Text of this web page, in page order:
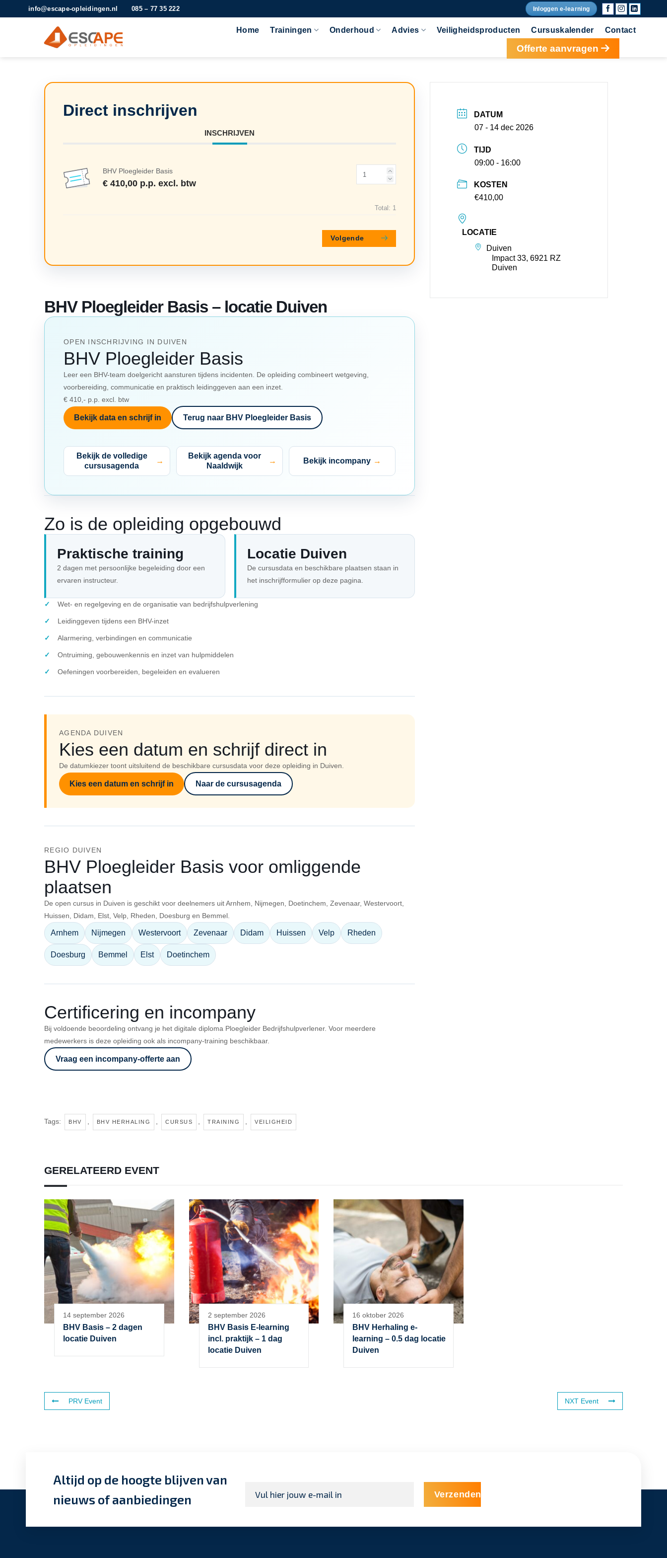
naar
info@escape-opleidingen.nl 085 – 77 35 222 Inloggen e-learning
Home Trainingen Onderhoud Advies Veiligheidsproducten Cursuskalender Contact
Offerte aanvragen
BHV Ploegleider Basis – locatie Duiven
OPEN INSCHRIJVING IN DUIVEN
BHV Ploegleider Basis
Leer een BHV-team doelgericht aansturen tijdens incidenten. De opleiding combineert wetgeving,
voorbereiding, communicatie en praktisch leidinggeven aan een inzet.
€ 410,- p.p. excl. btw
Bekijk data en schrijf in Terug naar BHV Ploegleider Basis
Bekijk de volledige
cursusagenda
Bekijk agenda voor
Naaldwijk
Bekijk incompany
Zo is de opleiding opgebouwd
Praktische training
2 dagen met persoonlijke begeleiding door een
ervaren instructeur.
Locatie Duiven
De cursusdata en beschikbare plaatsen staan in
het inschrijfformulier op deze pagina.
Wet- en regelgeving en de organisatie van bedrijfshulpverlening
Leidinggeven tijdens een BHV-inzet
Alarmering, verbindingen en communicatie
Ontruiming, gebouwenkennis en inzet van hulpmiddelen
Oefeningen voorbereiden, begeleiden en evalueren
AGENDA DUIVEN
Kies een datum en schrijf direct in
De datumkiezer toont uitsluitend de beschikbare cursusdata voor deze opleiding in Duiven.
Kies een datum en schrijf in Naar de cursusagenda
REGIO DUIVEN
BHV Ploegleider Basis voor omliggende
plaatsen
De open cursus in Duiven is geschikt voor deelnemers uit Arnhem, Nijmegen, Doetinchem, Zevenaar, Westervoort,
Huissen, Didam, Elst, Velp, Rheden, Doesburg en Bemmel.
Arnhem Nijmegen Westervoort Zevenaar Didam Huissen Velp Rheden
Doesburg Bemmel Elst Doetinchem
Certificering en incompany
Bij voldoende beoordeling ontvang je het digitale diploma Ploegleider Bedrijfshulpverlener. Voor meerdere
medewerkers is deze opleiding ook als incompany-training beschikbaar.
Vraag een incompany-offerte aan
INSCHRIJVEN
BHV Ploegleider Basis
€ 410,00 p.p. excl. btw
Total: 1
Volgende
Tags: BHV BHV HERHALING CURSUS TRAINING VEILIGHEID
DATUM
07 - 14 dec 2026
TIJD
09:00 - 16:00
KOSTEN
€410,00
LOCATIE
Duiven
Impact 33, 6921 RZ
Duiven
GERELATEERD EVENT
14 september 2026
BHV Basis – 2 dagen
locatie Duiven
2 september 2026
BHV Basis E-learning
incl. praktijk – 1 dag
locatie Duiven
16 oktober 2026
BHV Herhaling e-
learning – 0.5 dag locatie
Duiven
PRV Event NXT Event
Altijd op de hoogte blijven van
nieuws of aanbiedingen
mailadres
Verzenden